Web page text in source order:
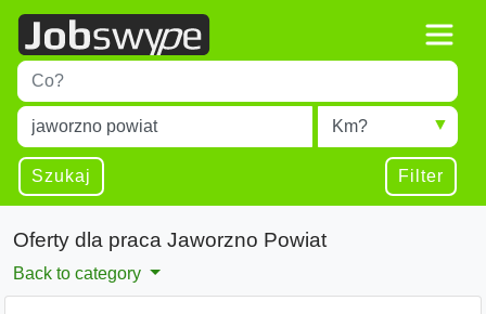
Title
Type 1 or more characters for results.
Miejscowość
Type 1 or more characters for results.
Radius
Szukaj Filter
Oferty dla praca Jaworzno Powiat
Back to category